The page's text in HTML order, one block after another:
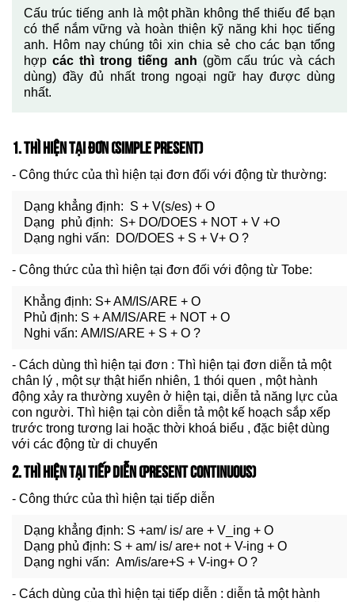
Cấu trúc tiếng anh là một phần không thể thiếu để bạn
có thể nắm vững và hoàn thiện kỹ năng khi học tiếng
anh. Hôm nay chúng tôi xin chia sẻ cho các bạn tổng
hợpcác thì trong tiếng anh (gồm cấu trúc và cách
dùng) đầy đủ nhất trong ngoại ngữ hay được dùng
nhất.
1. THÌ HIỆN TẠI ĐƠN (SIMPLE PRESENT)
- Công thức của thì hiện tại đơn đối với động từ thường:
Dạng khẳng định: S + V(s/es) + O
Dạng phủ định: S+ DO/DOES + NOT + V +O
Dạng nghi vấn: DO/DOES + S + V+ O ?
- Công thức của thì hiện tại đơn đối với động từ Tobe:
Khẳng định: S+ AM/IS/ARE + O
Phủ định: S + AM/IS/ARE + NOT + O
Nghi vấn: AM/IS/ARE + S + O ?
- Cách dùng thì hiện tại đơn : Thì hiện tại đơn diễn tả một
chân lý , một sự thật hiển nhiên, 1 thói quen , một hành
động xảy ra thường xuyên ở hiện tại, diễn tả năng lực của
con người. Thì hiện tại còn diễn tả một kế hoạch sắp xếp
trước trong tương lai hoặc thời khoá biểu , đặc biệt dùng
với các động từ di chuyển
2. THÌ HIỆN TẠI TIẾP DIỄN (PRESENT CONTINUOUS)
- Công thức của thì hiện tại tiếp diễn
Dạng khẳng định: S +am/ is/ are + V_ing + O
Dạng phủ định: S + am/ is/ are+ not + V-ing + O
Dạng nghi vấn: Am/is/are+S + V-ing+ O ?
- Cách dùng của thì hiện tại tiếp diễn : diễn tả một hành